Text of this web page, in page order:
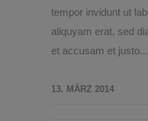
tempor invidunt ut
aliquyam erat, sed
et accusam et justo...
13. MÄRZ 2014